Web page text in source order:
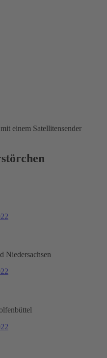
Niedersachsen